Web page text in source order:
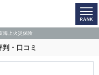
海上火災保険
・口コミ